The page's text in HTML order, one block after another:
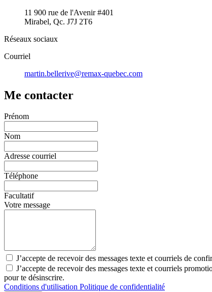
11 900 rue de l'Avenir #401
Mirabel, Qc. J7J 2T6
Réseaux sociaux
Courriel
martin.bellerive@remax-quebec.com
Me contacter
Prénom
Nom
Adresse courriel
Téléphone
Facultatif
Votre message
J’accepte de recevoir des messages texte et courriels de
J’accepte de recevoir des messages texte et courriels
pour te désinscrire.
Conditions d'utilisation Politique de confidentialité